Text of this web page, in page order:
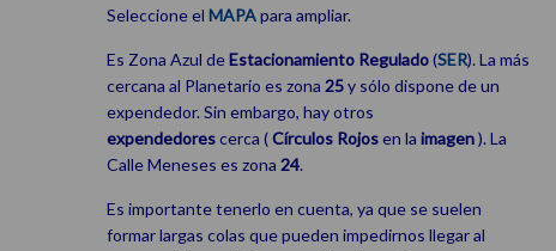
Seleccione el MAPApara ampliar.
Es Zona Azul deEstacionamiento Regulado(SER). La más
cercana al Planetario es zona 25y sólo dispone de un
expendedor. Sin embargo, hay otros
expendedorescerca (Círculos Rojosen la imagen). La
Calle Meneses es zona 24.
Es importante tenerlo en cuenta, ya que se suelen
formar largas colas que pueden impedirnos llegar al